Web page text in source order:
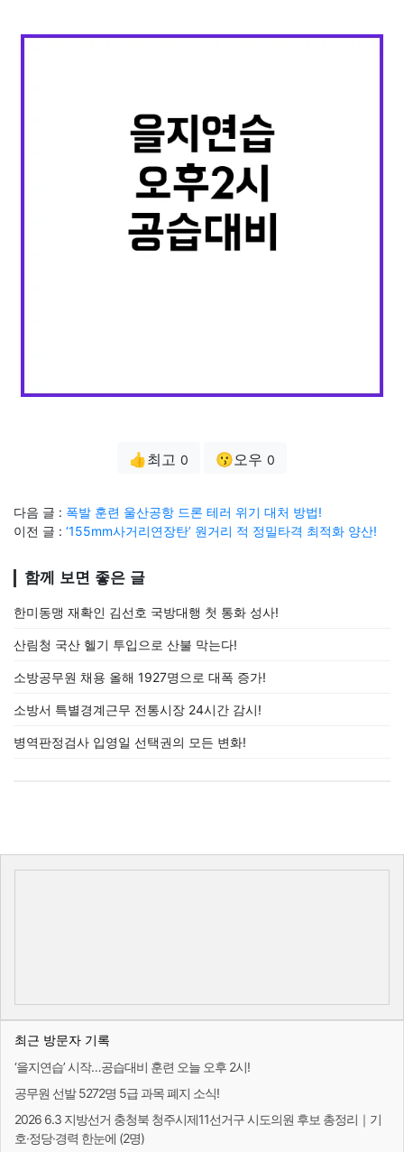
👍최고 0 😗오우 0
다음 글 : 폭발 훈련 울산공항 드론 테러 위기 대처 방법!
이전 글 : ‘155mm사거리연장탄’ 원거리 적 정밀타격 최적화 양산!
함께 보면 좋은 글
한미동맹 재확인 김선호 국방대행 첫 통화 성사!
산림청 국산 헬기 투입으로 산불 막는다!
소방공무원 채용 올해 1927명으로 대폭 증가!
소방서 특별경계근무 전통시장 24시간 감시!
병역판정검사 입영일 선택권의 모든 변화!
최근 방문자 기록
‘을지연습’ 시작…공습대비 훈련 오늘 오후 2시!
공무원 선발 5272명 5급 과목 폐지 소식!
2026 6.3 지방선거 충청북 청주시제11선거구 시도의원 후보 총정리｜기
호·정당·경력 한눈에 (2명)